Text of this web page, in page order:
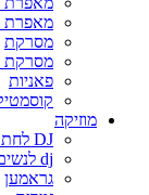
מאפרת
מסרקת
מסרקת
פאניות
מוזיקה
DJ לחתונה
dj לנשים
גראמען